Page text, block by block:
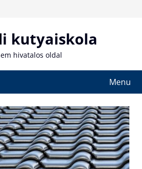
kutyaiskola
hivatalos oldal
Menu